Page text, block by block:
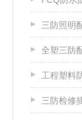
三防照明
全塑三防
工程塑料
三防检修